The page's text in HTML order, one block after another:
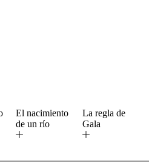
El nacimiento
de un río
La regla de
Gala